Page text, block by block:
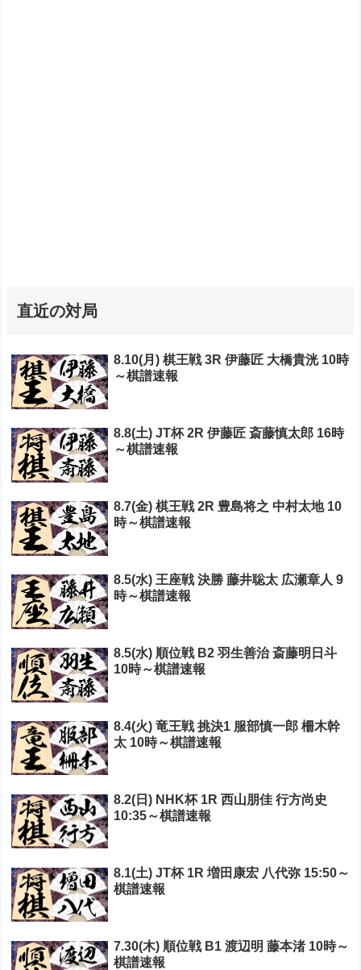
直近の対局
8.10(月) 棋王戦 3R 伊藤匠 大橋貴洸 10時
～棋譜速報
8.8(土) JT杯 2R 伊藤匠 斎藤慎太郎 16時
～棋譜速報
8.7(金) 棋王戦 2R 豊島将之 中村太地 10
時～棋譜速報
8.5(水) 王座戦 決勝 藤井聡太 広瀬章人 9
時～棋譜速報
8.5(水) 順位戦 B2 羽生善治 斎藤明日斗
10時～棋譜速報
8.4(火) 竜王戦 挑決1 服部慎一郎 柵木幹
太 10時～棋譜速報
8.2(日) NHK杯 1R 西山朋佳 行方尚史
10:35～棋譜速報
8.1(土) JT杯 1R 増田康宏 八代弥 15:50～
棋譜速報
7.30(木) 順位戦 B1 渡辺明 藤本渚 10時～
棋譜速報